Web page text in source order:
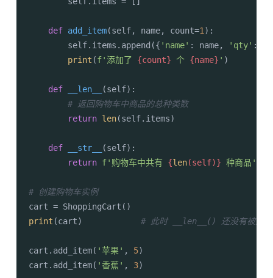
def add_item(self, name, count=1 ):
self.items.append({ 'name' : name, 'qty' :
print (f'添加了 {count} 个 {name} ' )
def __len__ (self):
# 返回购物车中商品的总种类数
return len(self.items)
def __str__ (self):
return f'购物车中共有 {len(self)} 种商品'
# 创建购物车实例
print (cart) # 此时 __len__() 还没有被直接
cart.add_item( '苹果' , 5)
cart.add_item( '香蕉' , 3)